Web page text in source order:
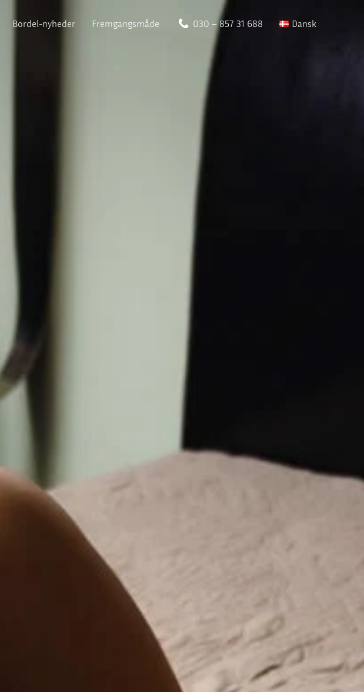
Bordel-nyheder Fremgangsmåde 030 – 857 31 688 Dansk